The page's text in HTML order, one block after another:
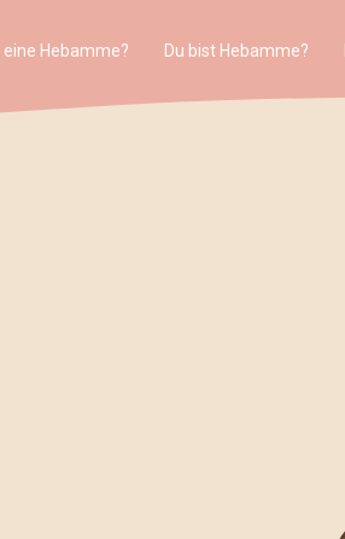
eine Hebamme? Du bist Hebamme?